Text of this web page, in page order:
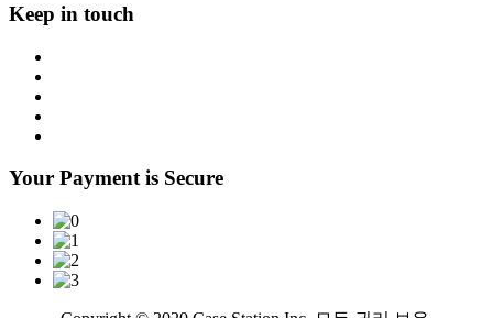
Keep in touch
Your Payment is Secure